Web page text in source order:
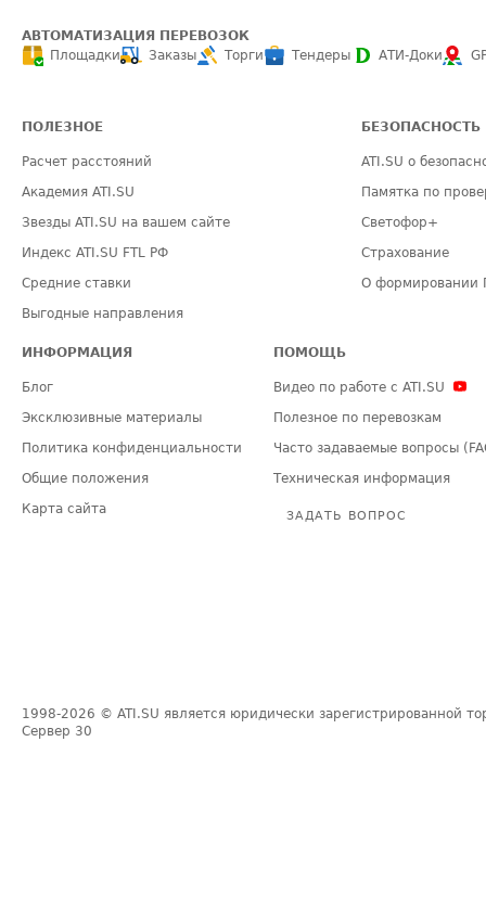
АВТОМАТИЗАЦИЯ ПЕРЕВОЗОК
Площадки
Заказы Торги Тендеры АТИ-Доки
ПОЛЕЗНОЕ
Расчет расстояний
Академия ATI.SU
Звезды ATI.SU на вашем сайте
Индекс ATI.SU FTL РФ
Средние ставки
Выгодные направления
БЕЗОПАСНОСТЬ
ATI.SU о
Памятка по
Светофор+
Страхование
О формировании
ИНФОРМАЦИЯ
Блог
Эксклюзивные материалы
Политика конфиденциальности
Общие положения
Карта сайта
ПОМОЩЬ
Видео по работе с ATI.SU
Полезное по перевозкам
Часто задаваемые вопросы
Техническая информация
ЗАДАТЬ ВОПРОС
1998-2026 © ATI.SU является юридически зарегистрированной
Сервер 30